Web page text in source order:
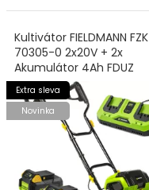
Kultivátor FIELDMANN FZK
70305-0 2x20V + 2x
Akumulátor 4Ah FDUZ
79040 + Nabíječka FDUZ
79110
Extra sleva
Novinka